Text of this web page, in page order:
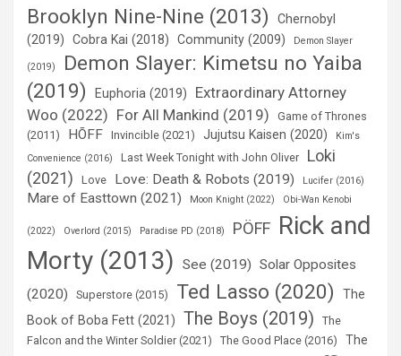
Brooklyn Nine-Nine (2013)
Chernobyl
(2019)
Cobra Kai (2018) Community (2009) Demon Slayer
(2019)
Demon Slayer: Kimetsu no Yaiba
(2019)
Euphoria (2019)
Extraordinary Attorney
Woo (2022) For All Mankind (2019)
Game of Thrones
(2011)
HÕFF Invincible (2021) Jujutsu Kaisen (2020)
Kim's
Convenience (2016)
Last Week Tonight with John Oliver
Loki
(2021)
Love Love: Death & Robots (2019) Lucifer (2016)
Mare of Easttown (2021) Moon Knight (2022) Obi-Wan Kenobi
(2022) Overlord (2015) Paradise PD (2018) PÖFF Rick and
Morty (2013)
See (2019) Solar Opposites
(2020)
Superstore (2015) Ted Lasso (2020)
The
Book of Boba Fett (2021)
The Boys (2019)
The
Falcon and the Winter Soldier (2021)
The Good Place (2016) The